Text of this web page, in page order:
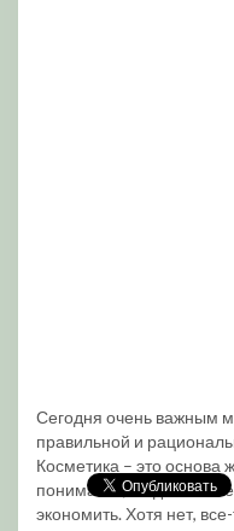
Сегодня очень важным
правильной и
Косметика – это основа
понимаете, на данных
экономить. Хотя нет,